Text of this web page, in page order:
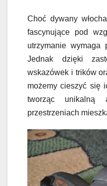
Choć dywany
fascynujące pod
utrzymanie wymaga
Jednak dzięki
wskazówek i trików
możemy cieszyć się
tworząc unikalną
przestrzeniach